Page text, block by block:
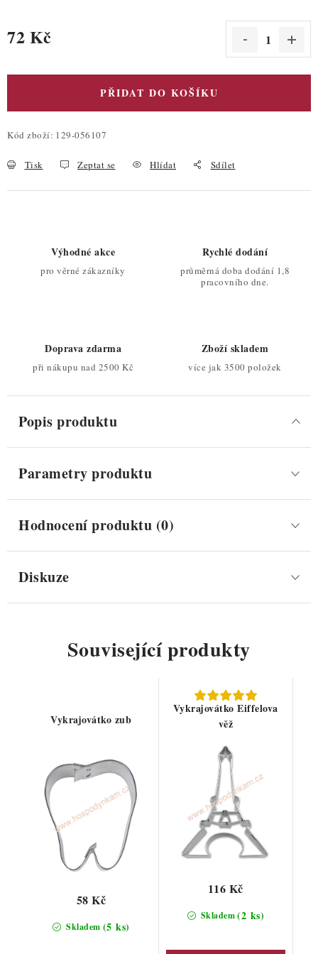
72 Kč
PŘIDAT DO KOŠÍKU
Kód zboží: 129-056107
Tisk Zeptat se Hlídat Sdílet
Výhodné akce
pro věrné zákazníky
Rychlé dodání
průměrná doba dodání 1,8
pracovního dne.
Doprava zdarma
při nákupu nad 2500 Kč
Zboží skladem
více jak 3500 položek
Popis produktu
Parametry produktu
Hodnocení produktu (0)
Diskuze
Související produkty
Vykrajovátko zub
Skladem (5 ks)
58 Kč
Vykrajovátko Eiffelova
věž
Skladem(2 ks)
116 Kč